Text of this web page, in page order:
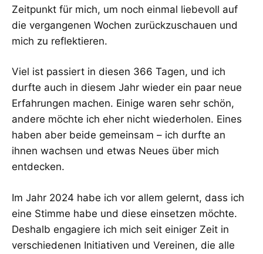
Zeitpunkt für mich, um noch einmal liebevoll auf
die vergangenen Wochen zurückzuschauen und
mich zu reflektieren.
Viel ist passiert in diesen 366 Tagen, und ich
durfte auch in diesem Jahr wieder ein paar neue
Erfahrungen machen. Einige waren sehr schön,
andere möchte ich eher nicht wiederholen. Eines
haben aber beide gemeinsam – ich durfte an
ihnen wachsen und etwas Neues über mich
entdecken.
Im Jahr 2024 habe ich vor allem gelernt, dass ich
eine Stimme habe und diese einsetzen möchte.
Deshalb engagiere ich mich seit einiger Zeit in
verschiedenen Initiativen und Vereinen, die alle